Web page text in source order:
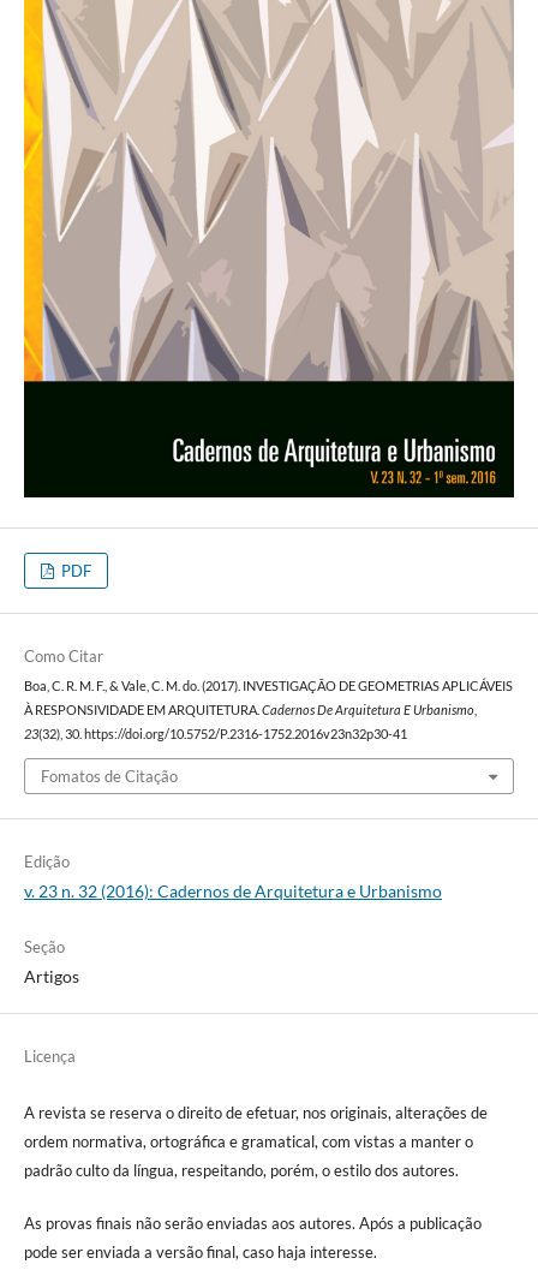
PDF
Como Citar
Boa, C. R. M. F., & Vale, C. M. do. (2017). INVESTIGAÇÃO DE GEOMETRIAS APLICÁVEIS
À RESPONSIVIDADE EM ARQUITETURA. Cadernos De Arquitetura E Urbanismo,
23(32), 30. https://doi.org/10.5752/P.2316-1752.2016v23n32p30-41
Fomatos de Citação
Edição
v. 23 n. 32 (2016): Cadernos de Arquitetura e Urbanismo
Seção
Artigos
Licença
A revista se reserva o direito de efetuar, nos originais, alterações de
ordem normativa, ortográfica e gramatical, com vistas a manter o
padrão culto da língua, respeitando, porém, o estilo dos autores.
As provas finais não serão enviadas aos autores. Após a publicação
pode ser enviada a versão final, caso haja interesse.